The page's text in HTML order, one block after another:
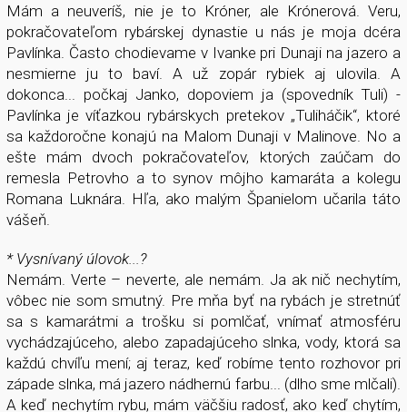
Mám a neuveríš, nie je to Króner, ale Krónerová. Veru,
pokračovateľom rybárskej dynastie u nás je moja dcéra
Pavlínka. Často chodievame v Ivanke pri Dunaji na jazero a
nesmierne ju to baví. A už zopár rybiek aj ulovila. A
dokonca... počkaj Janko, dopoviem ja (spovedník Tuli) -
Pavlínka je víťazkou rybárskych pretekov „Tuliháčik“, ktoré
sa každoročne konajú na Malom Dunaji v Malinove. No a
ešte mám dvoch pokračovateľov, ktorých zaúčam do
remesla Petrovho a to synov môjho kamaráta a kolegu
Romana Luknára. Hľa, ako malým Španielom učarila táto
vášeň.
* Vysnívaný úlovok...?
Nemám. Verte – neverte, ale nemám. Ja ak nič nechytím,
vôbec nie som smutný. Pre mňa byť na rybách je stretnúť
sa s kamarátmi a trošku si pomlčať, vnímať atmosféru
vychádzajúceho, alebo zapadajúceho slnka, vody, ktorá sa
každú chvíľu mení; aj teraz, keď robíme tento rozhovor pri
západe slnka, má jazero nádhernú farbu... (dlho sme mlčali).
A keď nechytím rybu, mám väčšiu radosť, ako keď chytím,